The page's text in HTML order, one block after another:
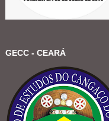
GECC - CEARÁ